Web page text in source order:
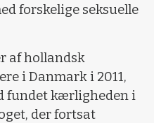
forskelige seksuelle
af hollandsk
i Danmark i 2011,
fundet kærligheden i
der fortsat